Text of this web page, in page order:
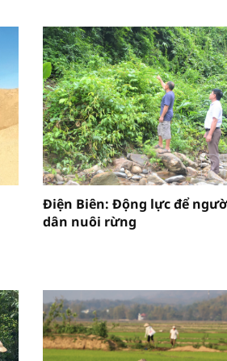
Điện Biên: Động lực để
dân nuôi rừng